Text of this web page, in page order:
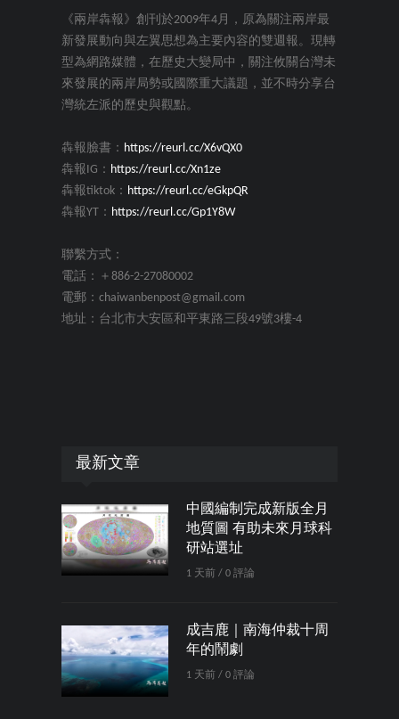
《兩岸犇報》創刊於2009年4月，原為關注兩岸最
新發展動向與左翼思想為主要內容的雙週報。現轉
型為網路媒體，在歷史大變局中，關注攸關台灣未
來發展的兩岸局勢或國際重大議題，並不時分享台
灣統左派的歷史與觀點。
犇報臉書： https://reurl.cc/X6vQX0
犇報IG： https://reurl.cc/Xn1ze
犇報tiktok： https://reurl.cc/eGkpQR
犇報YT： https://reurl.cc/Gp1Y8W
聯繫方式：
電話：＋886-2-27080002
電郵：chaiwanbenpost@gmail.com
地址：台北市大安區和平東路三段49號3樓-4
最新文章
中國編制完成新版全月
地質圖 有助未來月球科
研站選址
1 天前 / 0 評論
成吉鹿｜南海仲裁十周
年的鬧劇
1 天前 / 0 評論